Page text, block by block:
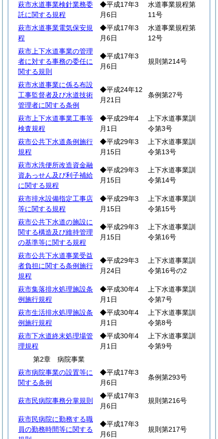
萩市水道事業検針業務委
託に関する規程
◆平成17年3
月6日
水道事業規程第
11号
萩市水道事業電気保安規
程
◆平成17年3
月6日
水道事業規程第
12号
萩市上下水道事業の管理
者に対する事務の委任に
関する規則
◆平成17年3
月6日
規則第214号
萩市水道事業に係る布設
工事監督者及び水道技術
管理者に関する条例
◆平成24年12
月21日
条例第27号
萩市上下水道事業工事等
検査規程
◆平成29年4
月1日
上下水道事業訓
令第3号
萩市公共下水道条例施行
規程
◆平成29年3
月15日
上下水道事業訓
令第13号
萩市水洗便所改造資金融
資あっせん及び利子補給
に関する規程
◆平成29年3
月15日
上下水道事業訓
令第14号
萩市排水設備指定工事店
等に関する規程
◆平成29年3
月15日
上下水道事業訓
令第15号
萩市公共下水道の施設に
関する構造及び維持管理
の基準等に関する規程
◆平成29年3
月15日
上下水道事業訓
令第16号
萩市公共下水道事業受益
者負担に関する条例施行
規程
◆平成29年3
月24日
上下水道事業訓
令第16号の2
萩市集落排水処理施設条
例施行規程
◆平成30年4
月1日
上下水道事業訓
令第7号
萩市生活排水処理施設条
例施行規程
◆平成30年4
月1日
上下水道事業訓
令第8号
萩市下水道終末処理場管
理規程
◆平成30年4
月1日
上下水道事業訓
令第9号
第2章 病院事業
萩市病院事業の設置等に
関する条例
◆平成17年3
月6日
条例第293号
萩市民病院事務分掌規則
◆平成17年3
月6日
規則第216号
萩市民病院に勤務する職
員の勤務時間等に関する
◆平成17年3
月6日
規則第217号